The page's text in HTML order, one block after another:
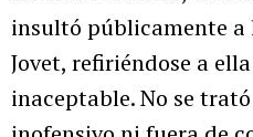
insultó públicamente
Jovet, refiriéndose a
inaceptable. No se